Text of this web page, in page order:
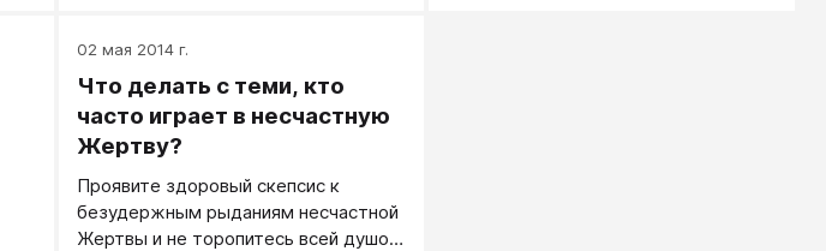
02 мая 2014 г.
Что делать с теми, кто
часто играет в несчастную
Жертву?
Проявите здоровый скепсис к
безудержным рыданиям несчастной
Жертвы и не торопитесь всей душой